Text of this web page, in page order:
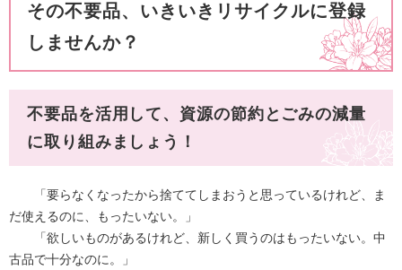
その不要品、いきいきリサイクルに登録
しませんか？
不要品を活用して、資源の節約とごみの減量
に取り組みましょう！
「要らなくなったから捨ててしまおうと思っているけれど、ま
だ使えるのに、もったいない。」
「欲しいものがあるけれど、新しく買うのはもったいない。中
古品で十分なのに。」